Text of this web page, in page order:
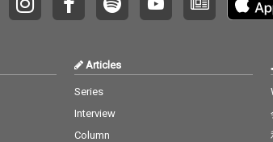
Articles
Series
Interview
Column